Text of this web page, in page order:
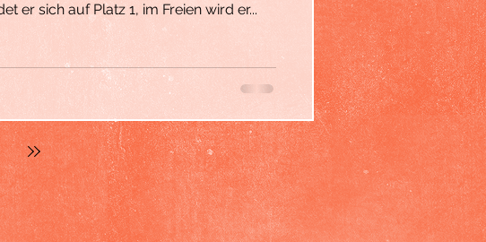
er sich auf Platz 1, im Freien wird er...